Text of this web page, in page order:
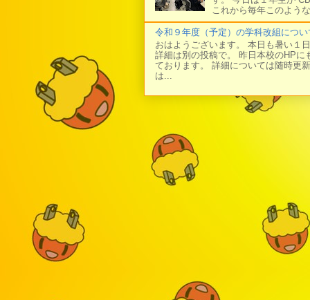
これから毎年このよう
令和９年度（予定）の学科改組につい
おはようございます。 本日も暑い１
詳細は別の投稿で。 昨日本校のHP
ております。 詳細については随時更
は...